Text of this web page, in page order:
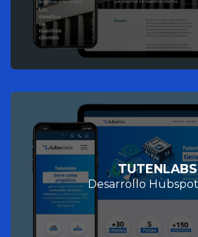
TUTENLABS
Desarrollo Hubspot